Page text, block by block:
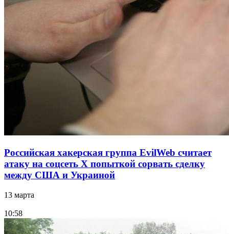
Российская хакерская группа EvilWeb считает
атаку на соцсеть Х попыткой сорвать сделку
между США и Украиной
13 марта
10:58